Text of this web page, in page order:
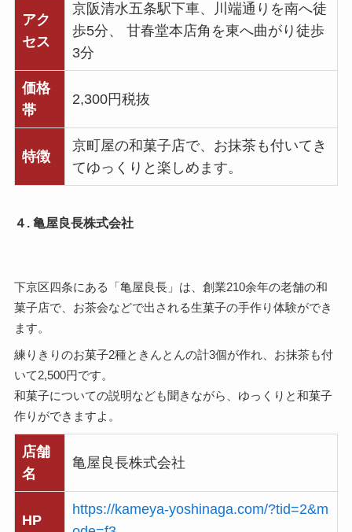
アク
セス
京阪清水五条駅下車、川端通りを南へ徒
歩5分、 甘春堂本店角を東へ曲がり徒歩
3分
価格
帯
2,300円税抜
特徴
京町屋の和菓子店で、お抹茶も付いてき
てゆっくりと楽しめます。
４. 亀屋良長株式会社
下京区四条にある「亀屋良長」は、創業210余年の老舗の和
菓子店で、お茶会などで出される生菓子の手作り体験ができ
ます。
練りきりのお菓子2種ときんとんの計3個が作れ、お抹茶も付
いて2,500円です。
和菓子についての説明なども聞きながら、ゆっくりと和菓子
作りができますよ。
店舗
名
亀屋良長株式会社
HP
https://kameya-yoshinaga.com/?tid=2&m